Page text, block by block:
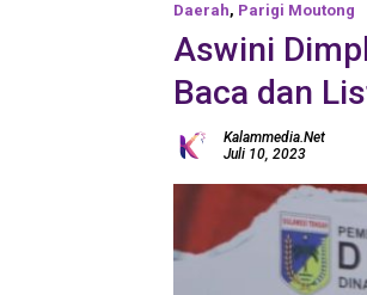
Daerah, Parigi Moutong
Aswini
Baca dan
Kalammedia.net
Juli 10, 2023